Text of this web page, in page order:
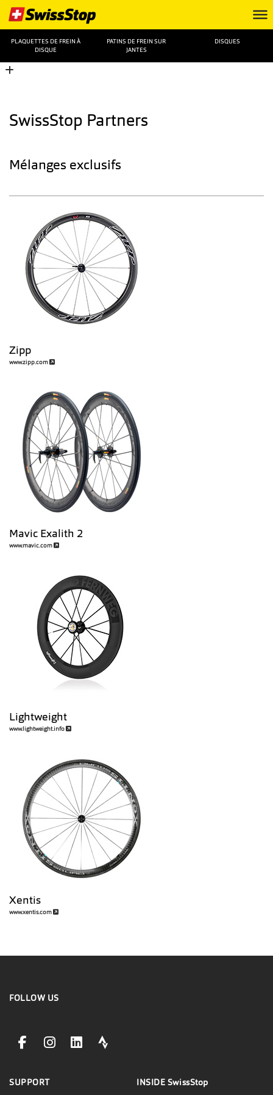
PLAQUETTES DE FREIN À
DISQUE
PATINS DE FREIN SUR
JANTES
DISQUES
SwissStop Partners
Mélanges exclusifs
Zipp
www.zipp.com
Mavic Exalith 2
www.mavic.com
Lightweight
www.lightweight.info
Xentis
www.xentis.com
FOLLOW US
facebookLink
instagramLink
linkedinLinkstravaLink
SUPPORT
INSIDE SwissStop